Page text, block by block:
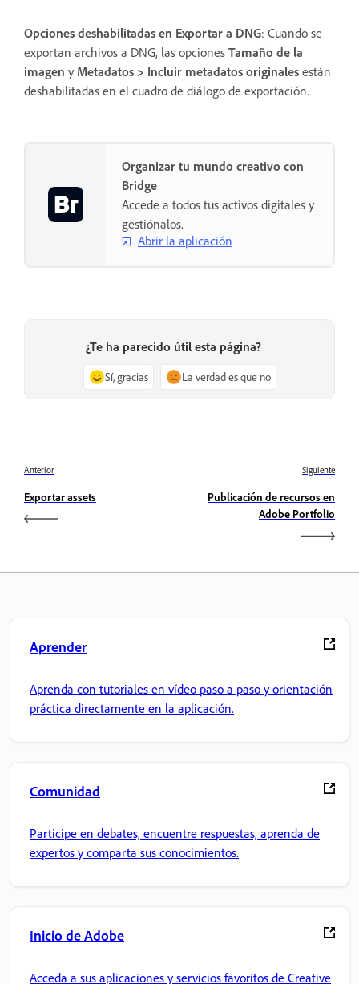
Opciones deshabilitadas en Exportar a DNG: Cuando se
exportan archivos a DNG, las opciones Tamaño de la
imagen y Metadatos > Incluir metadatos originales están
deshabilitadas en el cuadro de diálogo de exportación.
Organizar tu mundo creativo con
Bridge
Accede a todos tus activos digitales y
gestiónalos.
Abrir la aplicación
¿Te ha parecido útil esta página?
Sí, gracias La verdad es que no
Anterior
Exportar assets
Siguiente
Publicación de recursos en
Adobe Portfolio
Aprender
Aprenda con tutoriales en vídeo paso a paso y orientación
práctica directamente en la aplicación.
Comunidad
Participe en debates, encuentre respuestas, aprenda de
expertos y comparta sus conocimientos.
Inicio de Adobe
Acceda a sus aplicaciones y servicios favoritos de Creative